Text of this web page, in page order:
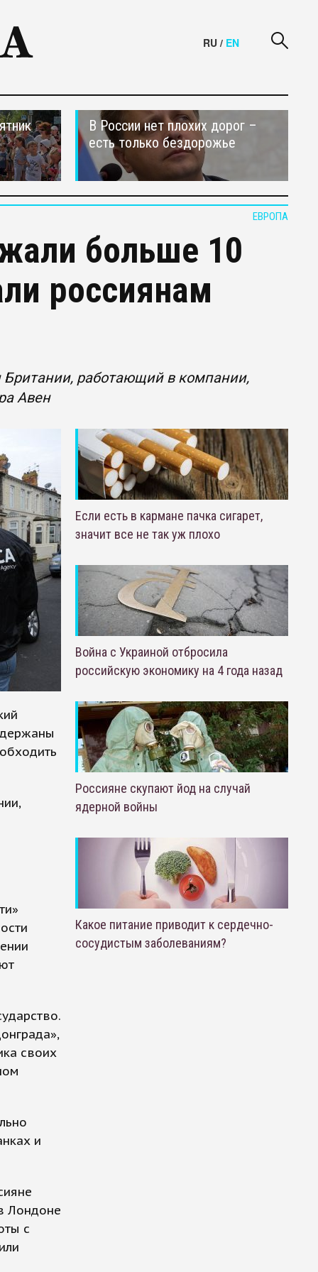
RU / EN
В России нет плохих дорог –
есть только бездорожье
ЕВРОПА
больше 10
россиянам
работающий в компании,
Авен
своих
и
Лондоне
с
Если есть в кармане пачка сигарет,
значит все не так уж плохо
Война с Украиной отбросила
российскую экономику на 4 года назад
Россияне скупают йод на случай
ядерной войны
Какое питание приводит к сердечно-
сосудистым заболеваниям?